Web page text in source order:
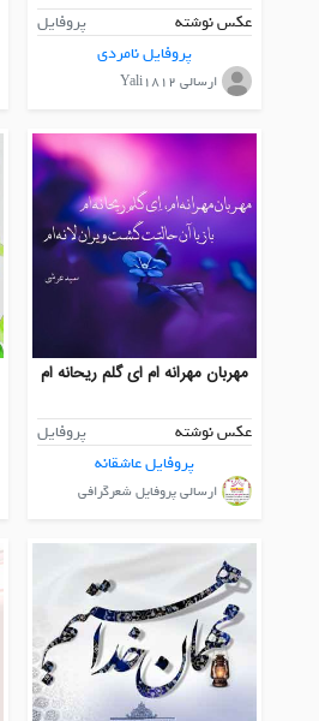
عکس نوشته
پروفایل
پروفایل نامردی
ارسالی Yali1812
مهربان مهرانه ام ای گلم ریحانه ام
عکس نوشته
پروفایل
پروفایل عاشقانه
ارسالی پروفایل شعرگرافی